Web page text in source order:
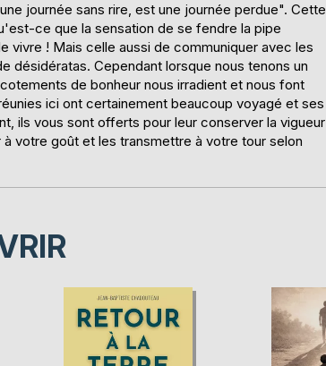
journée sans rire, est une journée perdue". Cette
ce que la sensation de se fendre la pipe
vivre ! Mais celle aussi de communiquer avec les
désidératas. Cependant lorsque nous tenons un
de bonheur nous irradient et nous font
ici ont certainement beaucoup voyagé et ses
ils vous sont offerts pour leur conserver la vigueur
votre goût et les transmettre à votre tour selon